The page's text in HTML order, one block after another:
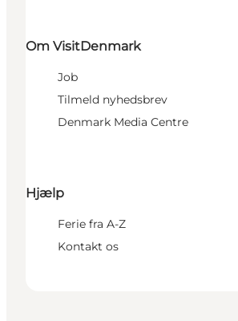
Om VisitDenmark
Job
Tilmeld nyhedsbrev
Denmark Media Centre
Hjælp
Ferie fra A-Z
Kontakt os